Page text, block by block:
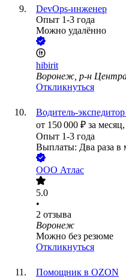
DevOps-инженер
Опыт 1-3 года
Можно удалённо
hibirit
Воронеж, р-н
Откликнуться
Водитель-
от 150 000 ₽ за месяц,
Опыт 1-3 года
Выплаты: Два раза в
ООО Атлас
5.0
•
2 отзыва
Воронеж
Можно без резюме
Откликнуться
Помощник в OZON